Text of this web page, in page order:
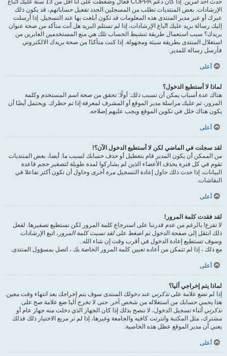
حدث أحد أمرين. إذا كان دعم COPPA فعال وضغطت على أنا أقل من 13 سنة عليك اتّباع
الإرشادات. بعض المنتديات تطلب من المسجلين الجدد تفعيل حساباتهم، قد يكون ذلك
عبرك أو عبر مدير المنتدى هذه المعلومات قد تكون أبلغت بها عند التسجيل. إذا أرسلت
إليك رسالة بريد عليك اتّباع الإرشادات، إذا لم تستلم البريد هل أنت متأكد من صحة عنوان
بريدك؟ سبب استعمال طريقة تنشيط الحساب تلك هي منع المستخدمين العابرين من
استغلال المنتدى بطريقة سيئة ومجهولة. إذا كنت متأكدًا من صحة بريدك الالكتروني
فأرسل رسالة للمدير.
أعلى
لماذا لا أستطيع الدخول؟
هناك عدة أسباب يمكن أن تسبب ذلك: أولًا: تحقق من صحة اسم المستخدم وكلمة
المرور، ثم عليك مراسلة مدير الموقع أو المشرف لمعرفة إذا تم حظرك. ويحتمل أيضًا أن
يكون هناك خلل في تكوين الموقع ويجب عليهم إصلاحه.
أعلى
لقد سجلت في الماضي لكن لا أستطيع الدخول الآن؟!
من الممكن أن يكون المدير قام بتعطيل أو حذف حسابك لسبب ما. أيضا، بعض المنتديات
تقوم في كل فترة بحذف الأعضاء الذين لم يشاركوا لمدة طويلة لتصغير حجم قاعدة
البيانات، إذا حدث ذلك حاول إعادة التسجيل مرة أخرى وحاول أن تكون أكثر تفاعلا في
النقاشات.
أعلى
لقد فقدت كلمة المرور!
لا تفزع! بالرغم من عدم قدرتنا على استرجاع كلمة المرور لكن نستطيع تصفيرها. لفعل
ذلك انتقل إلى صفحة الدخول ثم اضغط علىلقد نسيت كلمة المرور ، اتبع الإرشادات
وسوف تستطيع إعادة الدخول في أقرب وقت إن شاء الله..
مع ذلك ، إذا لم تتمكن من أعاده تعيين كلمه المرور الخاصة بك ، اتصل بمسؤول المنتدى.
أعلى
لماذا يتم إخراجي آليا؟
إذا لم تضع علامة علىتذكرني عند دخولك المنتدى سوف يتم إخراجك بعد انتهاء وقت معين.
هذا يحمي حسابك من استغلاله من شخص آخر. حتى لا تخرج آليا ضع علامة صح على
تذكرني أثناء تسجيل الدخول، لا ننصح بذلك إذا كان الجهاز الذي دخلت منه جهاز عام أو
مشترك، مثل المكتبة وانترنت كافيه والجامعة وغيرها، إذا لم تر مربع الاختيار ذلك فذلك
يعني أن مدير الموقع عطل هذه الخاصية.
أعلى